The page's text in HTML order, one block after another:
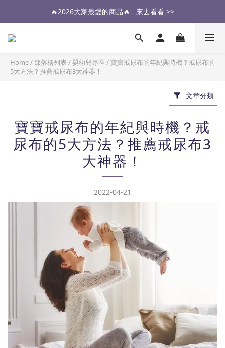
醫生也推薦的專業保潔墊，來去看看 >>
🔥2026大家最愛的商品🔥   來去看看 >>
醫生也推薦的專業保潔墊，來去看看 >>
Home/部落格列表 /嬰幼兒專區 /寶寶戒尿布的年紀與時機？戒尿布的
5大方法？推薦戒尿布3大神器！
文章分類
寶寶戒尿布的年紀與時機？戒
尿布的5大方法？推薦戒尿布3
大神器！
2022-04-21